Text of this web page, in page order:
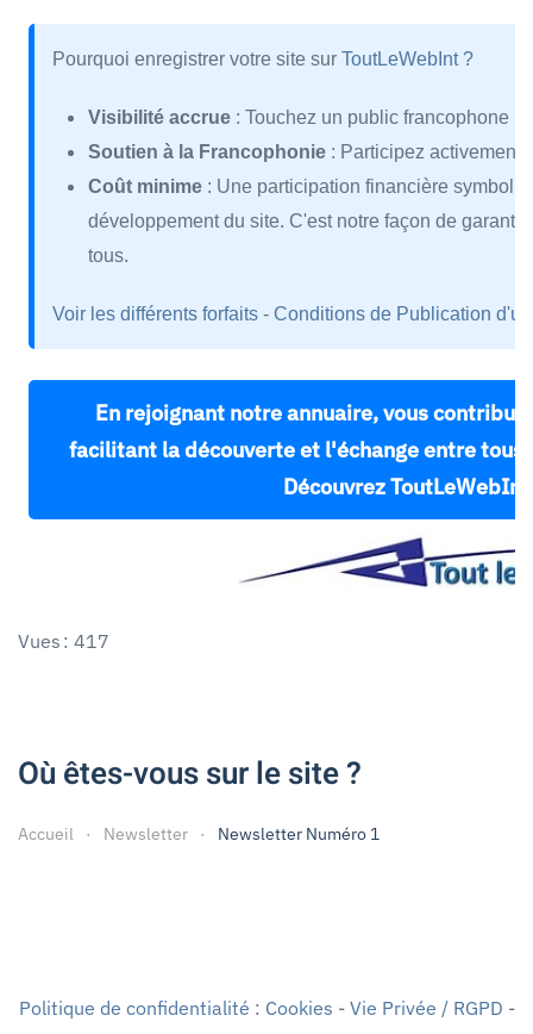
Pourquoi enregistrer votre site sur ToutLeWebInt ?
Visibilité accrue : Touchez un public francophone
Soutien à la Francophonie : Participez activement
Coût minime : Une participation financière
développement du site. C'est notre façon de
tous.
Voir les différents forfaits - Conditions de Publication
En rejoignant notre annuaire, vous
facilitant la découverte et l'échange entre tous
Découvrez
Vues : 417
Où êtes-vous sur le site ?
Accueil Newsletter Newsletter Numéro 1
Politique de confidentialité : Cookies - Vie Privée / RGPD -